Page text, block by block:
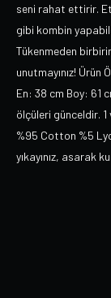
seni rahat ettirir.
gibi kombin
Tükenmeden
unutmayınız! Ürün
En: 38 cm Boy: 61
ölçüleri günceldir.
%95 Cotton %5
yıkayınız, asarak